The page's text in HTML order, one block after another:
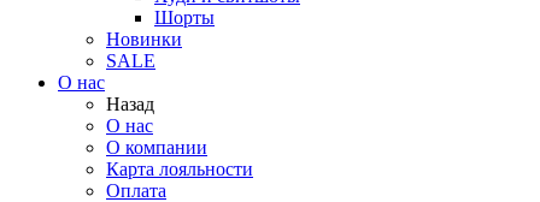
Шорты
Новинки
SALE
О нас
Назад
О нас
О компании
Карта лояльности
Оплата